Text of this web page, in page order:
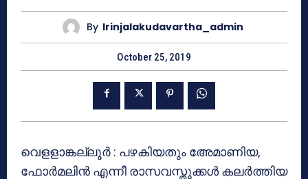
By Irinjalakudavartha_admin
October 25, 2019
വെളളാങ്കല്ലൂര്‍ : പഴകിയതും അേമാണിയ,
ഫോര്‍മലിന്‍ എന്നീ രാസവസ്തുക്കള്‍ കലര്‍ത്തിയ